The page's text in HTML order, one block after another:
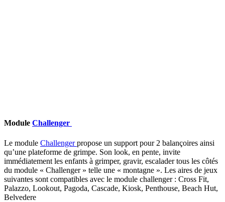
Module Challenger
Le module Challengerpropose un support pour 2 balançoires ainsi
qu’une plateforme de grimpe. Son look, en pente, invite
immédiatement les enfants à grimper, gravir, escalader tous les côtés
du module « Challenger » telle une « montagne ». Les aires de jeux
suivantes sont compatibles avec le module challenger : Cross Fit,
Palazzo, Lookout, Pagoda, Cascade, Kiosk, Penthouse, Beach Hut,
Belvedere